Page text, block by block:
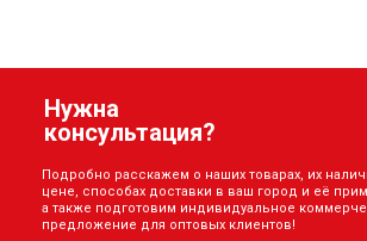
Нужна
консультация?
Подробно расскажем о наших товарах, их
цене, способах доставки в ваш город и её
а также подготовим индивидуальное
предложение для оптовых клиентов!